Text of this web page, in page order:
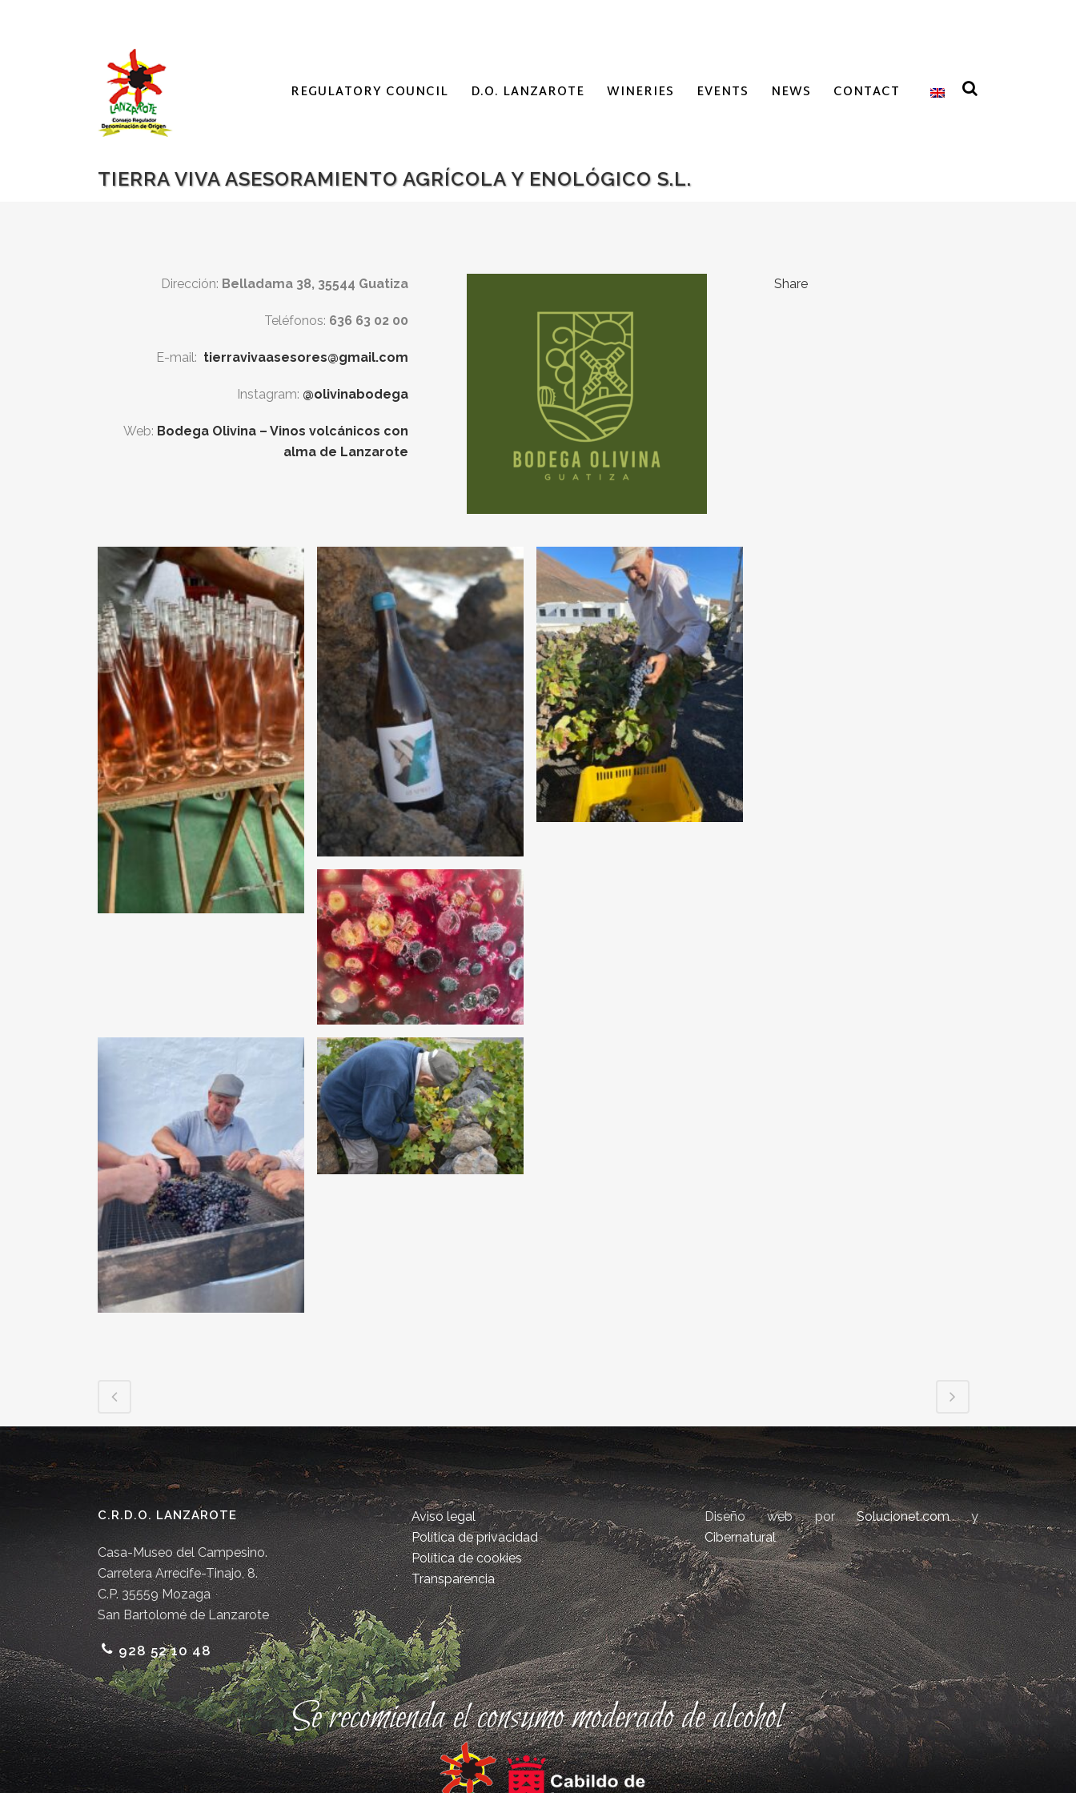
REGULATORY COUNCIL D.O. LANZAROTE WINERIES EVENTS NEWS CONTACT
TIERRA VIVA ASESORAMIENTO AGRÍCOLA Y ENOLÓGICO S.L.
Dirección: Belladama 38, 35544 Guatiza
Teléfonos: 636 63 02 00
E-mail: tierravivaasesores@gmail.com
Instagram: @olivinabodega
Web: Bodega Olivina – Vinos volcánicos con
alma de Lanzarote
Share
C.R.D.O. LANZAROTE
Casa-Museo del Campesino.
Carretera Arrecife-Tinajo, 8.
C.P. 35559 Mozaga
San Bartolomé de Lanzarote
928 52 10 48
Aviso legal
Política de privacidad
Política de cookies
Transparencia
Diseño web porSolucionet.comy
Cibernatural
Se recomienda el consumo moderado de alcohol